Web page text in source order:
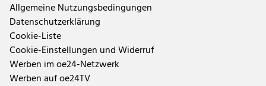
Allgemeine Nutzungsbedingungen
Datenschutzerklärung
Cookie-Liste
Cookie-Einstellungen und Widerruf
Werben im oe24-Netzwerk
Werben auf oe24TV